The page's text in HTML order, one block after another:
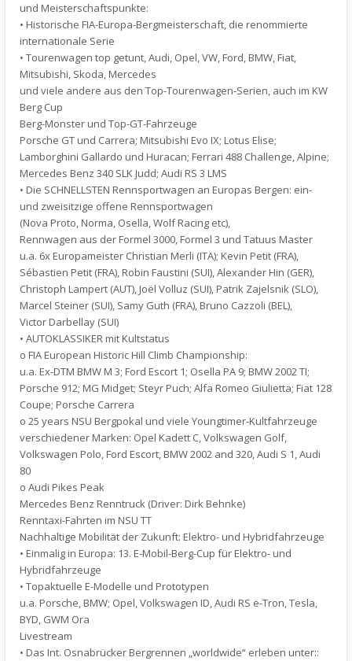
und Meisterschaftspunkte:
• Historische FIA-Europa-Bergmeisterschaft, die renommierte
internationale Serie
• Tourenwagen top getunt, Audi, Opel, VW, Ford, BMW, Fiat,
Mitsubishi, Skoda, Mercedes
und viele andere aus den Top-Tourenwagen-Serien, auch im KW
Berg Cup
Berg-Monster und Top-GT-Fahrzeuge
Porsche GT und Carrera; Mitsubishi Evo IX; Lotus Elise;
Lamborghini Gallardo und Huracan; Ferrari 488 Challenge, Alpine;
Mercedes Benz 340 SLK Judd; Audi RS 3 LMS
• Die SCHNELLSTEN Rennsportwagen an Europas Bergen: ein-
und zweisitzige offene Rennsportwagen
(Nova Proto, Norma, Osella, Wolf Racing etc),
Rennwagen aus der Formel 3000, Formel 3 und Tatuus Master
u.a. 6x Europameister Christian Merli (ITA); Kevin Petit (FRA),
Sébastien Petit (FRA), Robin Faustini (SUI), Alexander Hin (GER),
Christoph Lampert (AUT), Joël Volluz (SUI), Patrik Zajelsnik (SLO),
Marcel Steiner (SUI), Samy Guth (FRA), Bruno Cazzoli (BEL),
Victor Darbellay (SUI)
• AUTOKLASSIKER mit Kultstatus
o FIA European Historic Hill Climb Championship:
u.a. Ex-DTM BMW M 3; Ford Escort 1; Osella PA 9; BMW 2002 TI;
Porsche 912; MG Midget; Steyr Puch; Alfa Romeo Giulietta; Fiat 128
Coupe; Porsche Carrera
o 25 years NSU Bergpokal und viele Youngtimer-Kultfahrzeuge
verschiedener Marken: Opel Kadett C, Volkswagen Golf,
Volkswagen Polo, Ford Escort, BMW 2002 and 320, Audi S 1, Audi
80
o Audi Pikes Peak
Mercedes Benz Renntruck (Driver: Dirk Behnke)
Renntaxi-Fahrten im NSU TT
Nachhaltige Mobilität der Zukunft: Elektro- und Hybridfahrzeuge
• Einmalig in Europa: 13. E-Mobil-Berg-Cup für Elektro- und
Hybridfahrzeuge
• Topaktuelle E-Modelle und Prototypen
u.a. Porsche, BMW; Opel, Volkswagen ID, Audi RS e-Tron, Tesla,
BYD, GWM Ora
Livestream
• Das Int. Osnabrücker Bergrennen „worldwide“ erleben unter::